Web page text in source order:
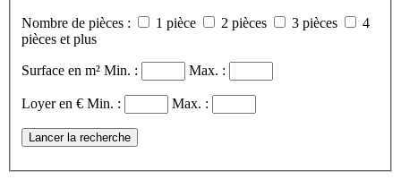
Nombre de pièces : 1 pièce 2 pièces 3 pièces
4
pièces et plus
Surface en m² Min. : Max. :
Loyer en € Min. : Max. :
Lancer la recherche